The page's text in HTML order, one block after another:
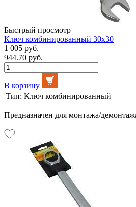
Быстрый просмотр
Ключ комбинированный 30х30
1 005 руб.
944.70 руб.
В корзину
Тип: Ключ комбинированный
Предназначен для монтажа/